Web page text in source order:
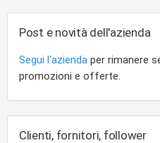
Post e novità dell'azienda
Segui l'azienda per rimanere
promozioni e offerte.
Clienti, fornitori, follower